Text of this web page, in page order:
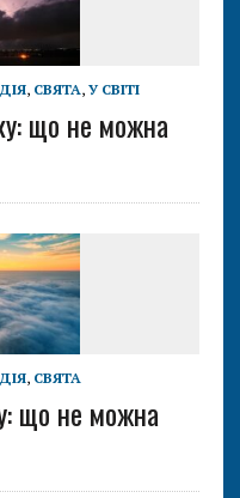
, СВЯТА, У СВІТІ
що не можна
, СВЯТА
що не можна